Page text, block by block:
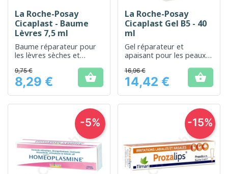
La Roche-Posay
Cicaplast - Baume
Lèvres 7,5 ml
Baume réparateur pour
les lèvres sèches et
Prix
9,75 €
8,29 € 
La Roche-Posay
Cicaplast Gel B5 - 40
ml
Gel réparateur et
apaisant pour les peaux
Prix
16,96 €
14,42 € 
-5% -15%